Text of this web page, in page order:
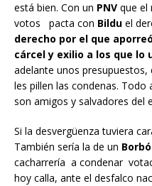
está bien. Con un PNV que el
votos pacta con Bildu el
derecho por el que
cárcel y exilio a los que lo
adelante unos
les pillen las condenas. Todo
son amigos y salvadores del
Si la desvergüenza tuviera
También sería la de un
cacharrería a condenar
hoy calla, ante el desfalco